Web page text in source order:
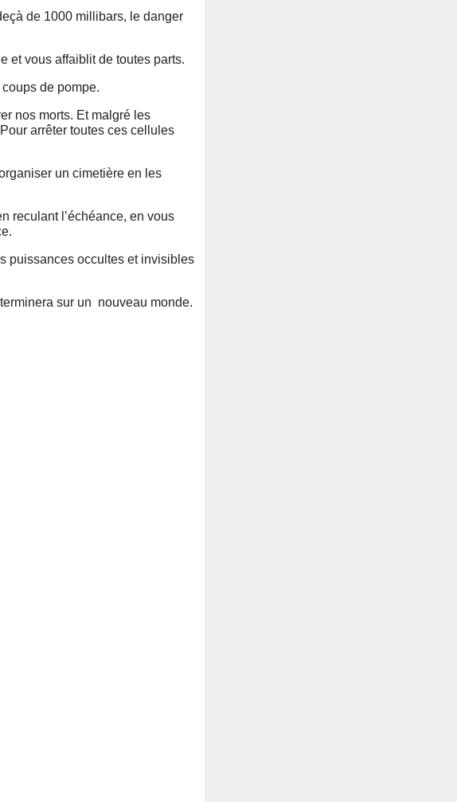
de 1000 millibars, le danger
et vous affaiblit de toutes parts.
de pompe.
nos morts. Et malgré les
arrêter toutes ces cellules
un cimetière en les
reculant l’échéance, en vous
puissances occultes et invisibles
sur un nouveau monde.